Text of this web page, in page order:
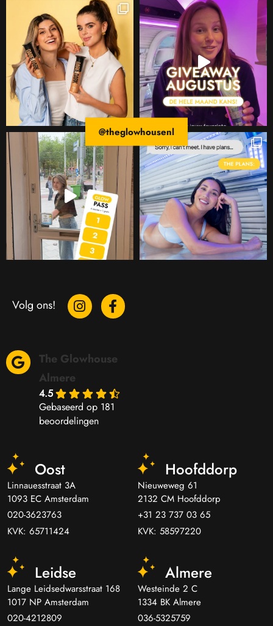
@theglowhousenl
Volg ons!
The Glowhouse
Almere
4.5
Gebaseerd op 181
beoordelingen
Oost
Linnauesstraat 3A
1093 EC Amsterdam
020-3623763
KVK: 65711424
Leidse
Lange Leidsedwarsstraat 168
1017 NP Amsterdam
020-4212809
Hoofddorp
Nieuweweg 61
2132 CM Hoofddorp
+31 23 737 03 65
KVK: 58597220
Almere
Westeinde 2 C
1334 BK Almere
036-5325759